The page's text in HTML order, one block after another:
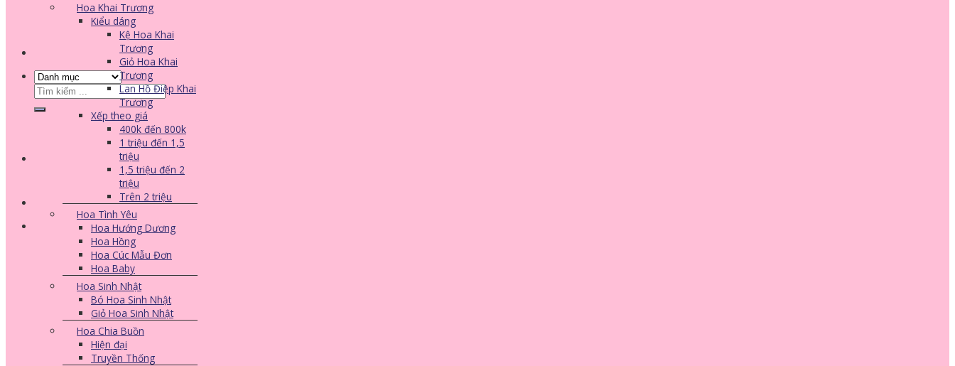
Tìm
kiếm:
Hoa Khai Trương
Kiểu dáng
Kệ Hoa Khai
Trương
Giỏ Hoa Khai
Trương
Lan Hồ Điệp Khai
Trương
Xếp theo giá
400k đến 800k
1 triệu đến 1,5
triệu
1,5 triệu đến 2
triệu
Trên 2 triệu
Hoa Tình Yêu
Hoa Hướng Dương
Hoa Hồng
Hoa Cúc Mẫu Đơn
Hoa Baby
Hoa Sinh Nhật
Bó Hoa Sinh Nhật
Giỏ Hoa Sinh Nhật
Hoa Chia Buồn
Hiện đại
Truyền Thống